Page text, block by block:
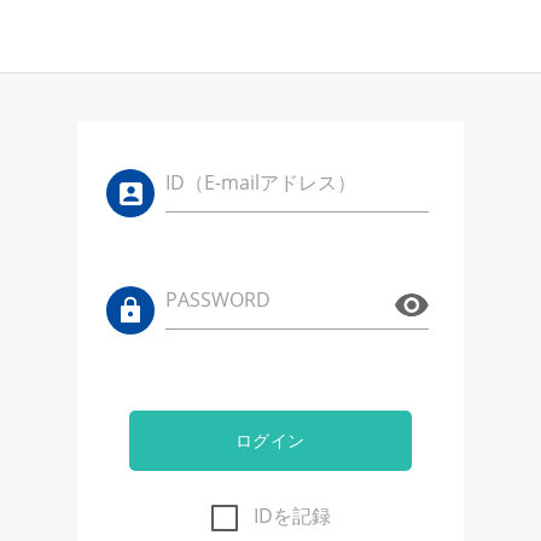
ID（E-mailアドレス）
PASSWORD
ログイン
IDを記録